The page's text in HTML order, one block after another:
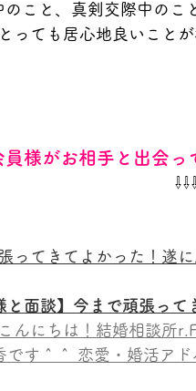
のこと、真剣交際中の
っても居心地良いこと
員様がお相手と出会
ってきてよかった！遂
面談】今まで頑張っ
んにちは！結婚相談所
です＾＾ 恋愛・婚活ア